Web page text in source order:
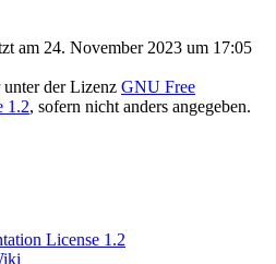
am 24. November 2023 um 17:05
der Lizenz GNU Free
1.2, sofern nicht anders angegeben.